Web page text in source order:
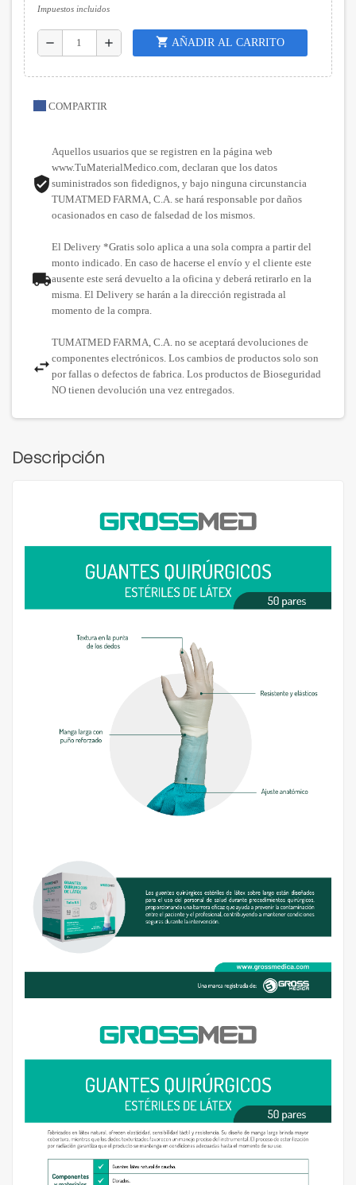
Impuestos incluidos
remove add shopping_cart AÑADIR AL CARRITO
COMPARTIR
Aquellos usuarios que se registren en la página web
www.TuMaterialMedico.com, declaran que los datos
suministrados son fidedignos, y bajo ninguna circunstancia
TUMATMED FARMA, C.A. se hará responsable por daños
ocasionados en caso de falsedad de los mismos.
El Delivery *Gratis solo aplica a una sola compra a partir del
monto indicado. En caso de hacerse el envío y el cliente este
ausente este será devuelto a la oficina y deberá retirarlo en la
misma. El Delivery se harán a la dirección registrada al
momento de la compra.
TUMATMED FARMA, C.A. no se aceptará devoluciones de
componentes electrónicos. Los cambios de productos solo son
por fallas o defectos de fabrica. Los productos de Bioseguridad
NO tienen devolución una vez entregados.
Descripción